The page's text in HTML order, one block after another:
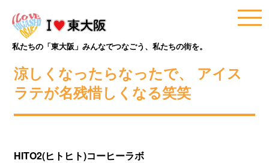
私たちの「東大阪」みんなでつなごう、私たちの街を。
涼しくなったらなったで、 アイス
ラテが名残惜しくなる笑笑
HITO2(ヒトヒト)コーヒーラボ